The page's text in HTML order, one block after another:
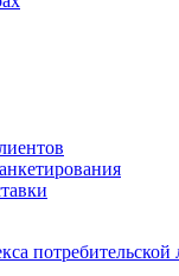
потребительской